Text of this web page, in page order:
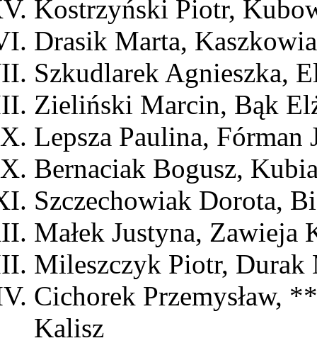
Kostrzyński Piotr,
Drasik Marta,
Szkudlarek Agnieszka,
Zieliński Marcin, Bąk
Lepsza Paulina, Fórman
Bernaciak Bogusz,
Szczechowiak Dorota,
Małek Justyna, Zawieja
Mileszczyk Piotr, Durak
Cichorek Przemysław,
Kalisz